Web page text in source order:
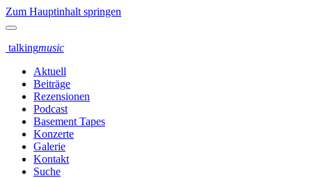
Zum Hauptinhalt springen
talkingmusic
Aktuell
Beiträge
Rezensionen
Podcast
Basement Tapes
Konzerte
Galerie
Kontakt
Suche